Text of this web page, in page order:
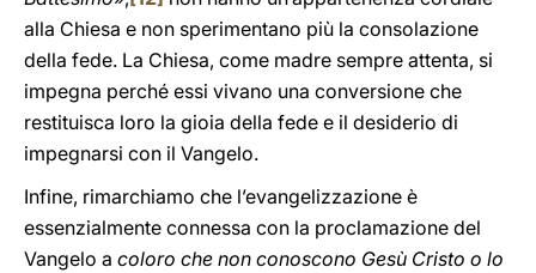
alla Chiesa e non sperimentano più la consolazione
della fede. La Chiesa, come madre sempre attenta, si
impegna perché essi vivano una conversione che
restituisca loro la gioia della fede e il desiderio di
impegnarsi con il Vangelo.
Infine, rimarchiamo che l’evangelizzazione è
essenzialmente connessa con la proclamazione del
Vangelo a coloro che non conoscono Gesù Cristo o lo